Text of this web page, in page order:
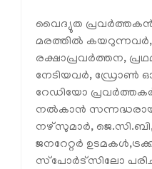
വൈദ്യുത പ്രവര്‍ത്തകന്‍,
മരത്തില്‍
രക്ഷാപ്രവര്‍ത്തന,
നേടിയവര്‍, ഡ്രോണ്‍
റേഡിയോ
നല്‍കാന്‍
നഴ്സുമാര്‍, ജെ.സി.ബി,
ജനറേറ്റര്‍
സ്‌പോര്‍ട്‌സിലോ